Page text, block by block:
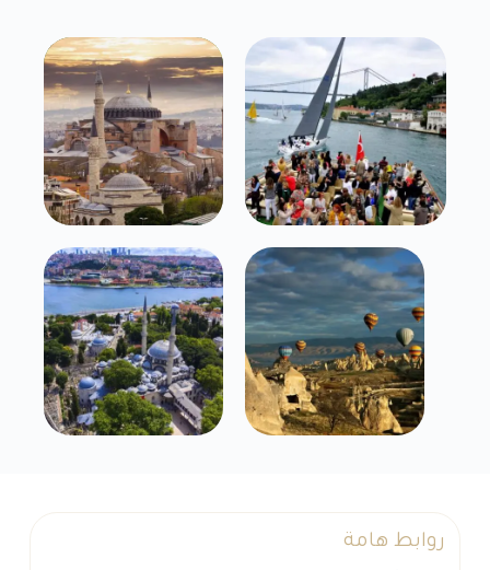
روابط هامة